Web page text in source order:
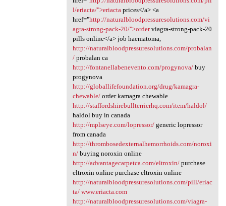
l/eriacta/">eriacta prices</a> <a
href="http://naturalbloodpressuresolutions.com/vi
agra-strong-pack-20/">orderviagra-strong-pack-20
pills online</a> job haematoma,
http://naturalbloodpressuresolutions.com/probalan
/probalan ca
http://fontanellabenevento.com/progynova/buy
progynova
http://globallifefoundation.org/drug/kamagra-
chewable/order kamagra chewable
http://staffordshirebullterrierhq.com/item/haldol/
haldol buy in canada
http://mplseye.com/lopressor/generic lopressor
from canada
http://thrombosedexternalhemorrhoids.com/noroxi
n/buying noroxin online
http://advantagecarpetca.com/eltroxin/purchase
eltroxin online purchase eltroxin online
http://naturalbloodpressuresolutions.com/pill/eriac
ta/ www.eriacta.com
http://naturalbloodpressuresolutions.com/viagra-